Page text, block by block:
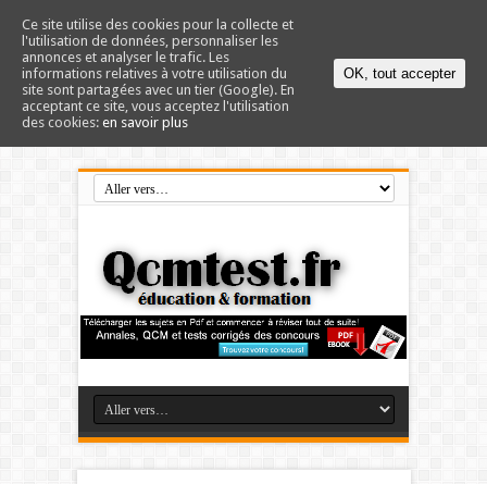
Ce site utilise des cookies pour la collecte et
l'utilisation de données, personnaliser les
annonces et analyser le trafic. Les
informations relatives à votre utilisation du
site sont partagées avec un tier (Google). En
acceptant ce site, vous acceptez l'utilisation
des cookies: en savoir plus
OK, tout accepter